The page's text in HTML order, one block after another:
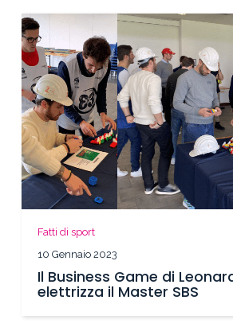
Fatti di sport
10 Gennaio 2023
Il Business Game di
elettrizza il Master SBS